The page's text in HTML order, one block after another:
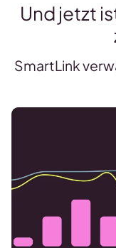
Und jetzt
SmartLink